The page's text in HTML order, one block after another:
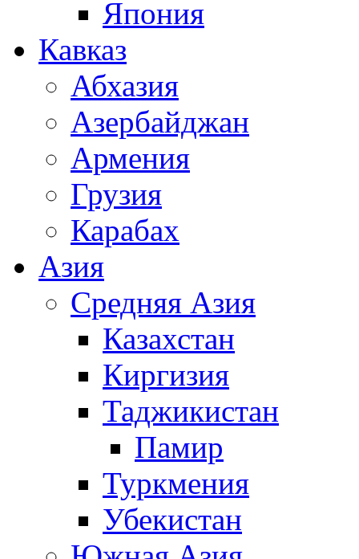
Япония
Кавказ
Абхазия
Азербайджан
Армения
Грузия
Карабах
Азия
Средняя Азия
Казахстан
Киргизия
Таджикистан
Памир
Туркмения
Убекистан